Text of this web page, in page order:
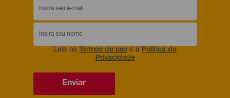
Leia os Termos de uso e a Política de
Privacidade
Enviar